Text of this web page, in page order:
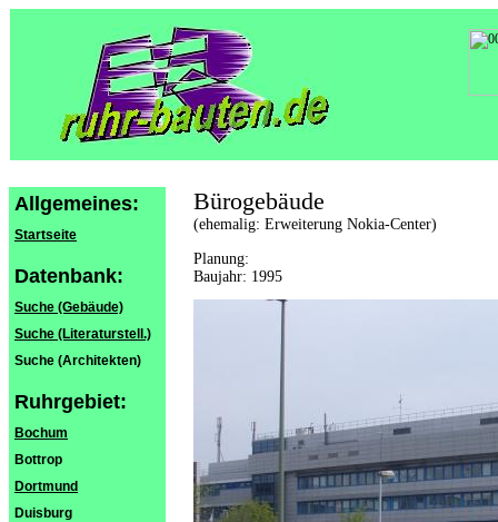
Allgemeines:
Startseite
Datenbank:
Suche (Gebäude)
Suche (Literaturstell.)
Suche (Architekten)
Ruhrgebiet:
Bochum
Bottrop
Dortmund
Duisburg
Bürogebäude
(ehemalig: Erweiterung Nokia-Center)
Planung:
Baujahr: 1995